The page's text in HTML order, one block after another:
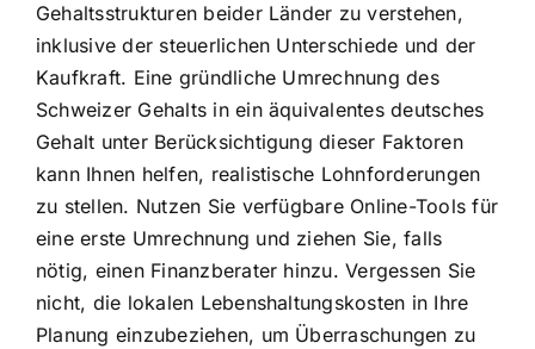
Gehaltsstrukturen beider Länder zu verstehen,
inklusive der steuerlichen Unterschiede und der
Kaufkraft. Eine gründliche Umrechnung des
Schweizer Gehalts in ein äquivalentes deutsches
Gehalt unter Berücksichtigung dieser Faktoren
kann Ihnen helfen, realistische Lohnforderungen
zu stellen. Nutzen Sie verfügbare Online-Tools für
eine erste Umrechnung und ziehen Sie, falls
nötig, einen Finanzberater hinzu. Vergessen Sie
nicht, die lokalen Lebenshaltungskosten in Ihre
Planung einzubeziehen, um Überraschungen zu